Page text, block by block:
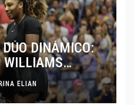
DINÁMICO:
WILLIAMS
DOBLES EN
ELIAN